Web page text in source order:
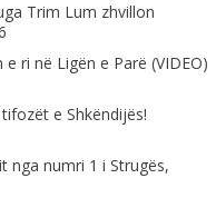
Trim Lum zhvillon
ri në Ligën e Parë (VIDEO)
e Shkëndijës!
nga numri 1 i Strugës,